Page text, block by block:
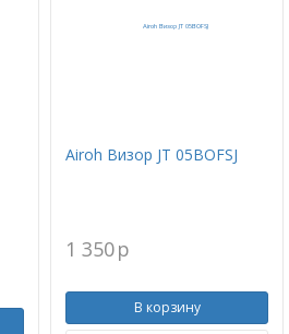
Airoh Визор JT 05BOFSJ
1 350p
В корзину